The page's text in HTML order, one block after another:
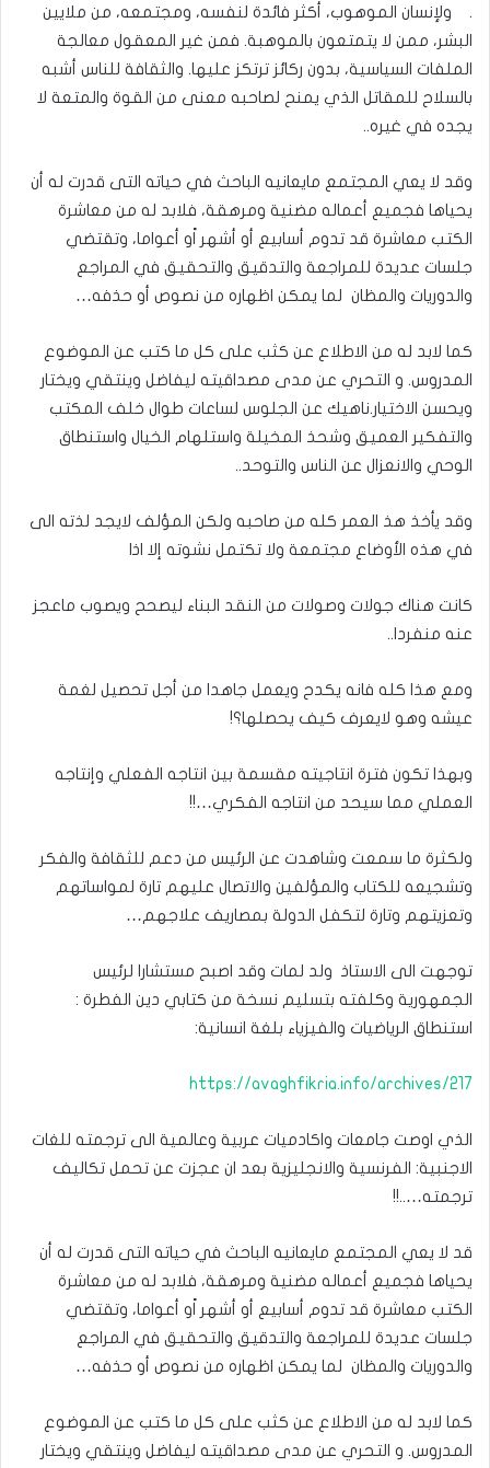
. ولإنسان الموهوب، أكثر فائدة لنفسه، ومجتمعه، من ملايين
البشر، ممن لا يتمتعون بالموهبة. فمن غير المعقول معالجة
الملفات السياسية، بدون ركائز ترتكز عليها. والثقافة للناس أشبه
بالسلاح للمقاتل الذي يمنح لصاحبه معنى من القوة والمتعة لا
يجده في غيره..
وقد لا يعي المجتمع مايعانيه الباحث في حياته التى قدرت له أن
يحياها فجميع أعماله مضنية ومرهقة، فلابد له من معاشرة
الكتب معاشرة قد تدوم أسابيع أو أشهر اًو أعواما، وتقتضي
جلسات عديدة للمراجعة والتدقيق والتحقيق في المراجع
والدوريات والمظان لما يمكن اظهاره من نصوص أو حذفه…
كما لابد له من الاطلاع عن كثب على كل ما كتب عن الموضوع
المدروس. و التحري عن مدى مصداقيته ليفاضل وينتقي ويختار
ويحسن الاختيار.ناهيك عن الجلوس لساعات طوال خلف المكتب
والتفكير العميق وشحذ المخيلة واستلهام الخيال واستنطاق
الوحي والانعزال عن الناس والتوحد..
وقد يأخذ هذ العمر كله من صاحبه ولكن المؤلف لايجد لذته الى
في هذه الأوضاع مجتمعة ولا تكتمل نشوته إلا اذا
كانت هناك جولات وصولات من النقد البناء ليصحح ويصوب ماعجز
عنه منفردا..
ومع هذا كله فانه يكدح ويعمل جاهدا من أجل تحصيل لغمة
عيشه وهو لايعرف كيف يحصلها؟!
وبهذا تكون فترة انتاجيته مقسمة بين انتاجه الفعلي وإنتاجه
العملي مما سيحد من انتاجه الفكري…!!
ولكثرة ما سمعت وشاهدت عن الرئيس من دعم للثقافة والفكر
وتشجيعه للكتاب والمؤلفين والاتصال عليهم تارة لمواساتهم
وتعزيتهم وتارة لتكفل الدولة بمصاريف علاجهم…
توجهت الى الاستاذ ولد لمات وقد اصبح مستشارا لرئيس
الجمهورية وكلفته بتسليم نسخة من كتابي دين الفطرة :
استنطاق الرياضيات والفيزياء بلغة انسانية:
https://avaghfikria.info/archives/217
الذي اوصت جامعات واكادميات عربية وعالمية الى ترجمته للغات
الاجنبية: الفرنسية والانجليزية بعد ان عجزت عن تحمل تكاليف
ترجمته…..!!
قد لا يعي المجتمع مايعانيه الباحث في حياته التى قدرت له أن
يحياها فجميع أعماله مضنية ومرهقة، فلابد له من معاشرة
الكتب معاشرة قد تدوم أسابيع أو أشهر اًو أعواما، وتقتضي
جلسات عديدة للمراجعة والتدقيق والتحقيق في المراجع
والدوريات والمظان لما يمكن اظهاره من نصوص أو حذفه…
كما لابد له من الاطلاع عن كثب على كل ما كتب عن الموضوع
المدروس. و التحري عن مدى مصداقيته ليفاضل وينتقي ويختار